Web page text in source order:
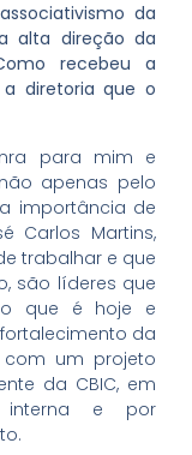
da
alta direção da
recebeu a
diretoria que o
para mim e
apenas pelo
importância de
Carlos Martins,
trabalhar e que
são líderes que
que é hoje e
da
com um projeto
da CBIC, em
interna e por